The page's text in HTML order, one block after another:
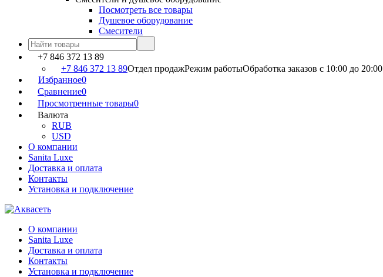
Посмотреть все товары
Душевое оборудование
Смесители
+7 846 372 13 89
+7 846 372 13 89Отдел продажРежим работыОбработка заказов с 10:00 до 20:00
Избранное0
Сравнение0
Просмотренные товары0
Валюта
RUB
USD
О компании
Sanita Luxe
Доставка и оплата
Контакты
Установка и подключение
О компании
Sanita Luxe
Доставка и оплата
Контакты
Установка и подключение